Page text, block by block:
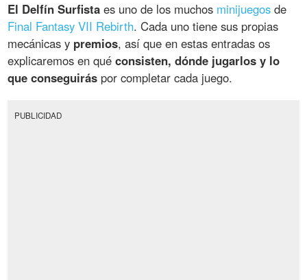
El Delfín Surfista es uno de los muchos minijuegos de
Final Fantasy VII Rebirth. Cada uno tiene sus propias
mecánicas y premios, así que en estas entradas os
explicaremos en quéconsisten, dónde jugarlos y lo
que conseguirás por completar cada juego.
PUBLICIDAD